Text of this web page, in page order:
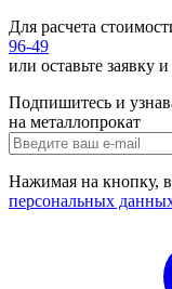
Для расчета
96-49
или оставьте заявку и
Подпишитесь и
на металлопрокат
Нажимая на кнопку,
персональных